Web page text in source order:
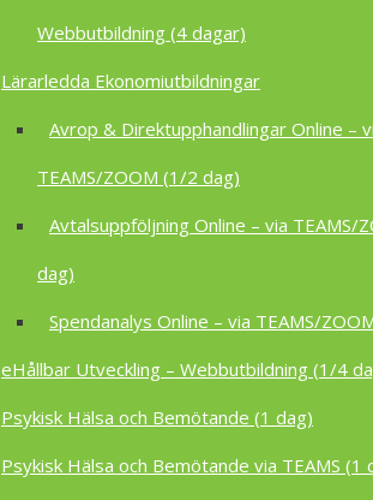
Webbutbildning (4 dagar)
Lärarledda Ekonomiutbildningar
Avrop & Direktupphandlingar Online –
TEAMS/ZOOM (1/2 dag)
Avtalsuppföljning Online – via TEAMS/
dag)
Spendanalys Online – via TEAMS/
eHållbar Utveckling – Webbutbildning (1/4
Psykisk Hälsa och Bemötande (1 dag)
Psykisk Hälsa och Bemötande via TEAMS (1